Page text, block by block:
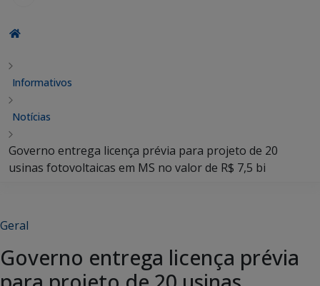
Informativos
Notícias
Governo entrega licença prévia para projeto de 20
usinas fotovoltaicas em MS no valor de R$ 7,5 bi
Geral
Governo entrega licença prévia